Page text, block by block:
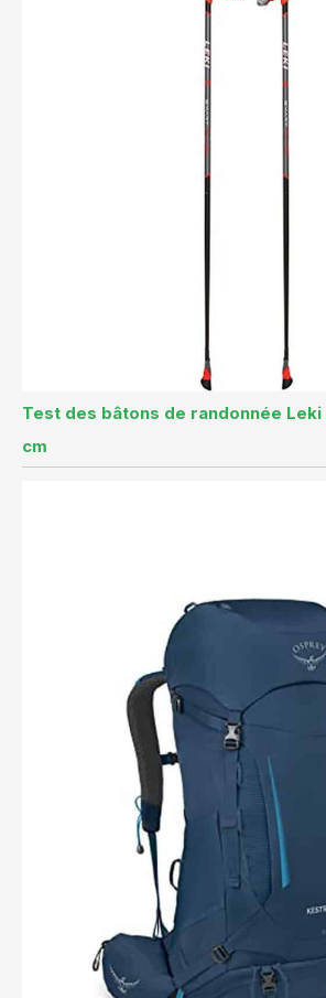
Test des bâtons de randonnée Leki
cm